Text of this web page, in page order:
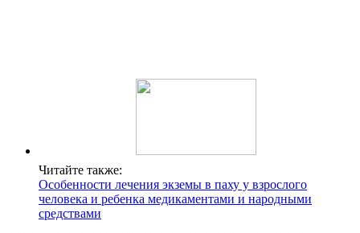
Читайте также:
Особенности лечения экземы в паху у взрослого
человека и ребенка медикаментами и народными
средствами